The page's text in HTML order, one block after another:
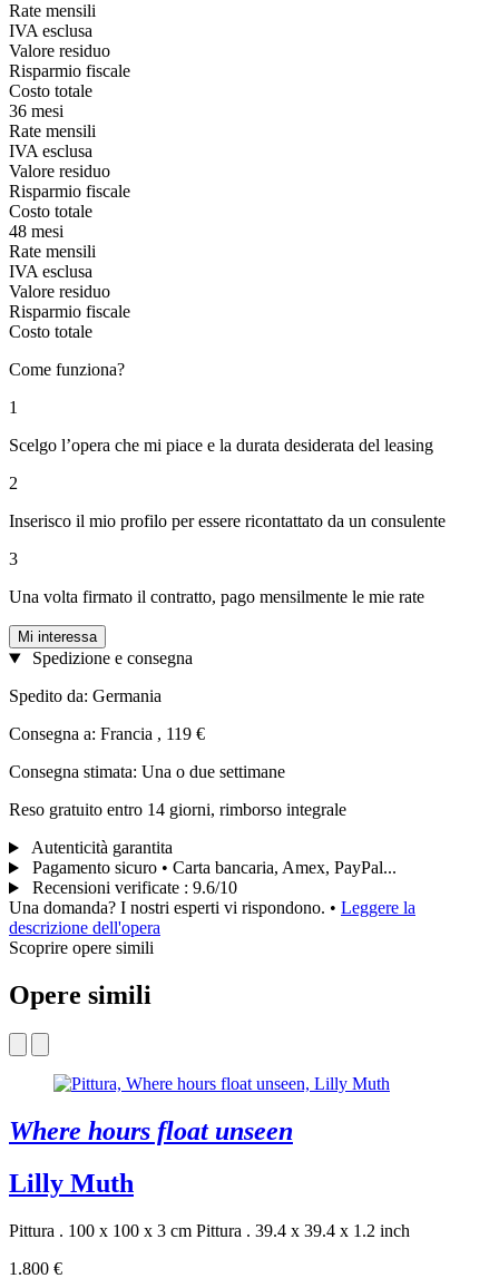
Rate mensili
IVA esclusa
Valore residuo
Risparmio fiscale
Costo totale
36 mesi
Rate mensili
IVA esclusa
Valore residuo
Risparmio fiscale
Costo totale
48 mesi
Rate mensili
IVA esclusa
Valore residuo
Risparmio fiscale
Costo totale
Come funziona?
1
Scelgo l’opera che mi piace e la durata desiderata del leasing
2
Inserisco il mio profilo per essere ricontattato da un consulente
3
Una volta firmato il contratto, pago mensilmente le mie rate
Mi interessa
Spedizione e consegna
Spedito da: Germania
Consegna a: Francia , 119 €
Consegna stimata: Una o due settimane
Reso gratuito entro 14 giorni, rimborso integrale
Autenticità garantita
Pagamento sicuro • Carta bancaria, Amex, PayPal...
Recensioni verificate : 9.6/10
Una domanda? I nostri esperti vi rispondono. • Leggere la
descrizione dell'opera
Scoprire opere simili
Opere simili
Where hours float unseen
Lilly Muth
Pittura . 100 x 100 x 3 cm Pittura . 39.4 x 39.4 x 1.2 inch
1.800 €